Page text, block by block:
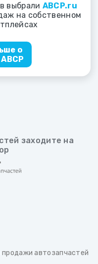
выбрали ABCP.ru
на собственном
о
заходите на
автозапчастей